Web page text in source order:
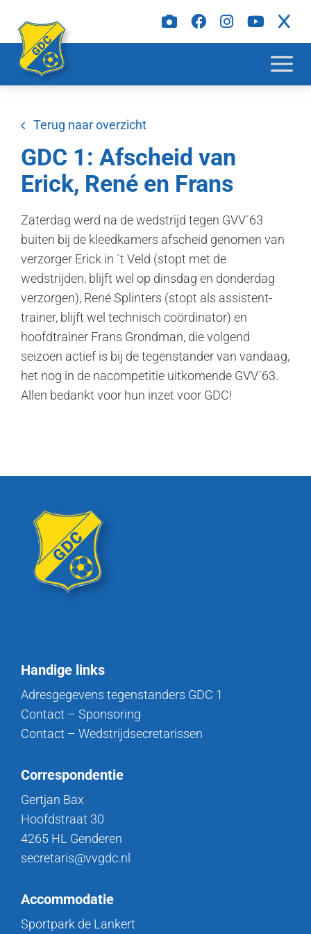
Terug naar overzicht
GDC 1: Afscheid van
Erick, René en Frans
Zaterdag werd na de wedstrijd tegen GVV´63
buiten bij de kleedkamers afscheid genomen van
verzorger Erick in ´t Veld (stopt met de
wedstrijden, blijft wel op dinsdag en donderdag
verzorgen), René Splinters (stopt als assistent-
trainer, blijft wel technisch coördinator) en
hoofdtrainer Frans Grondman, die volgend
seizoen actief is bij de tegenstander van vandaag,
het nog in de nacompetitie uitkomende GVV´63.
Allen bedankt voor hun inzet voor GDC!
Handige links
Adresgegevens tegenstanders GDC 1
Contact – Sponsoring
Contact – Wedstrijdsecretarissen
Correspondentie
Gertjan Bax
Hoofdstraat 30
4265 HL Genderen
secretaris@vvgdc.nl
Accommodatie
Sportpark de Lankert